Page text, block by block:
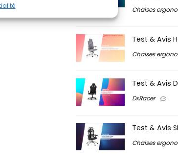
Chaises
Test & Avis
Chaises
Test & Avis
DxRacer
Test & Avis
Chaises